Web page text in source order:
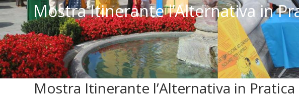
Mostra Itinerante l’Alternativa in
Mostra Itinerante l’Alternativa in Pratica